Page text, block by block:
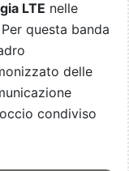
LTE nelle
questa banda
delle
condiviso